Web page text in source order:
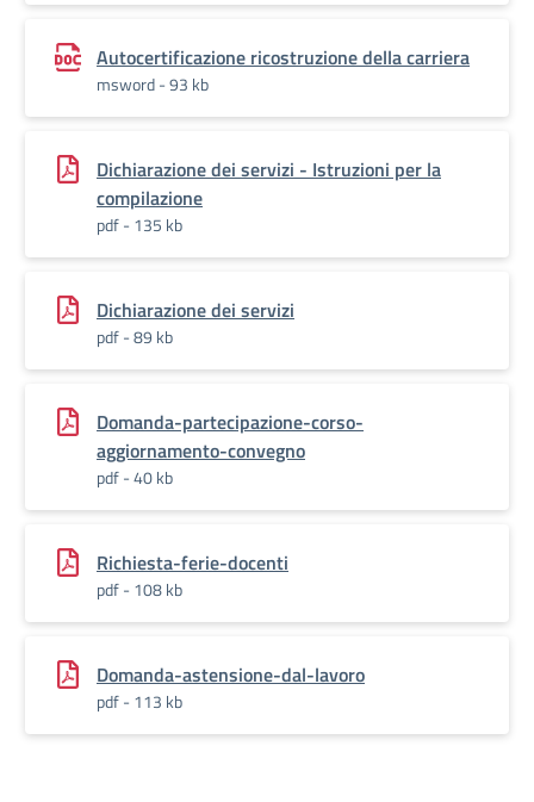
Autocertificazione ricostruzione della carriera
msword - 93 kb
Dichiarazione dei servizi - Istruzioni per la
compilazione
pdf - 135 kb
Dichiarazione dei servizi
pdf - 89 kb
Domanda-partecipazione-corso-
aggiornamento-convegno
pdf - 40 kb
Richiesta-ferie-docenti
pdf - 108 kb
Domanda-astensione-dal-lavoro
pdf - 113 kb